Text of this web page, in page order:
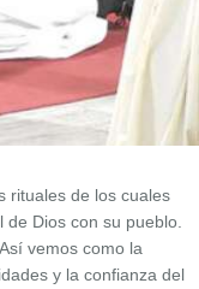
rituales de los cuales
Dios con su pueblo.
vemos como la
y la confianza del